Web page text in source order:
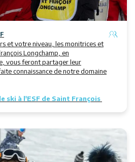
et votre niveau, les monitrices et
Longchamp, en
vous feront partager leur
connaissance de notre domaine
ski à l'ESF de Saint François